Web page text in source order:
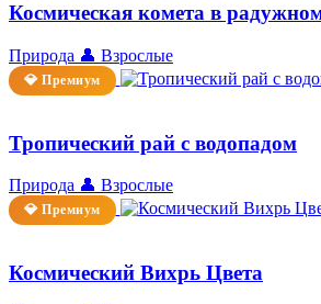
Космическая комета в
Природа 👤 Взрослые
💎 Премиум
Тропический рай с водопадом
Природа 👤 Взрослые
💎 Премиум
Космический Вихрь Цвета